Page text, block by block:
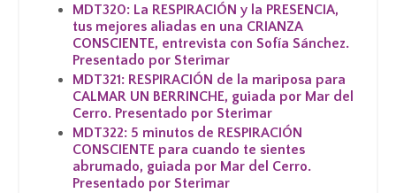
MDT320: La RESPIRACIÓN y la PRESENCIA,
tus mejores aliadas en una CRIANZA
CONSCIENTE, entrevista con Sofía Sánchez.
Presentado por Sterimar
MDT321: RESPIRACIÓN de la mariposa para
CALMAR UN BERRINCHE, guiada por Mar del
Cerro. Presentado por Sterimar
MDT322: 5 minutos de RESPIRACIÓN
CONSCIENTE para cuando te sientes
abrumado, guiada por Mar del Cerro.
Presentado por Sterimar